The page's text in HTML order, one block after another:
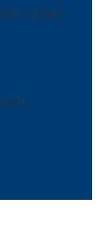
~ 18:00